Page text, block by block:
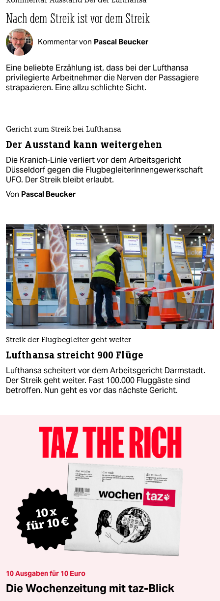
Nach dem Streik ist vor dem Streik​
Kommentar von Pascal Beucker
Eine beliebte Erzählung ist, dass bei der Lufthansa
privilegierte Arbeitnehmer die Nerven der Passagiere
strapazieren. Eine allzu schlichte Sicht.
Gericht zum Streik bei Lufthansa
Der Ausstand kann weitergehen
Die Kranich-Linie verliert vor dem Arbeitsgericht
Düsseldorf gegen die FlugbegleiterInnengewerkschaft
UFO. Der Streik bleibt erlaubt.
Von Pascal Beucker
Streik der Flugbegleiter geht weiter
Lufthansa streicht 900 Flüge
Lufthansa scheitert vor dem Arbeitsgericht Darmstadt.
Der Streik geht weiter. Fast 100.000 Fluggäste sind
betroffen. Nun geht es vor das nächste Gericht.
10 Ausgaben für 10 Euro
Die Wochenzeitung mit taz-Blick